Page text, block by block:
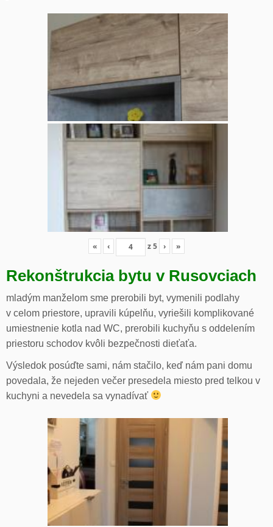
« ‹ z5 › »
Rekonštrukcia bytu v Rusovciach
mladým manželom sme prerobili byt, vymenili podlahy
v celom priestore, upravili kúpelňu, vyriešili komplikované
umiestnenie kotla nad WC, prerobili kuchyňu s oddelením
priestoru schodov kvôli bezpečnosti dieťaťa.
Výsledok posúďte sami, nám stačilo, keď nám pani domu
povedala, že nejeden večer presedela miesto pred telkou v
kuchyni a nevedela sa vynadívať